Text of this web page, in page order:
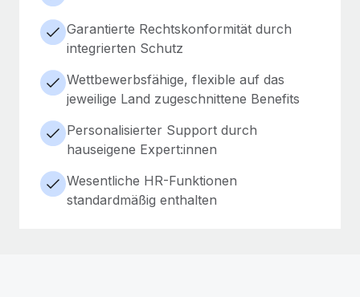
Garantierte Rechtskonformität durch
integrierten Schutz
Wettbewerbsfähige, flexible auf das
jeweilige Land zugeschnittene Benefits
Personalisierter Support durch
hauseigene Expert:innen
Wesentliche HR-Funktionen
standardmäßig enthalten